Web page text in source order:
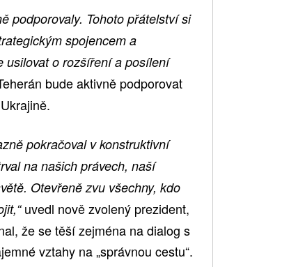
podporovaly. Tohoto přátelství si
spojencem a
usilovat o rozšíření a posílení
bude aktivně podporovat
pokračoval v konstruktivní
na našich právech, naší
Otevřeně zvu všechny, kdo
uvedl nově zvolený prezident,
že se těší zejména na dialog s
vztahy na „správnou cestu“.